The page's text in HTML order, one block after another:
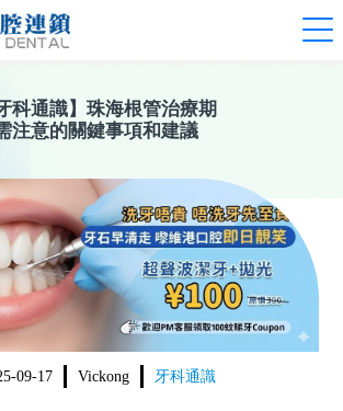
科通識】 珠海根管治療期
注意的關鍵事項和建議
09-17 Vickong 牙科通識